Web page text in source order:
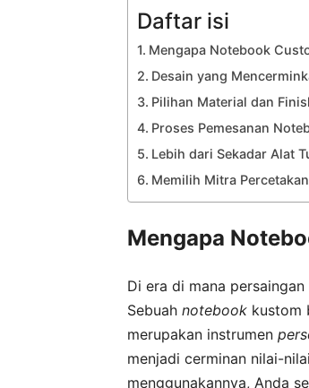
Daftar isi
Mengapa Notebook
Desain yang
Pilihan Material dan
Proses Pemesanan
Lebih dari Sekadar Alat
Memilih Mitra
Mengapa
Di era di mana
Sebuah notebook kustom
merupakan instrumen
menjadi cerminan nilai-
menggunakannya, Anda